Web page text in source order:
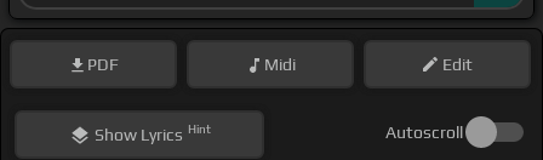
PDF Midi Edit
ShowLyrics Hint Autoscroll